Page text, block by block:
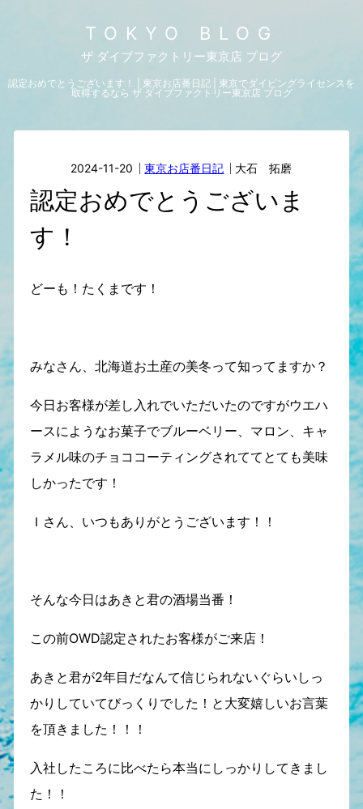
TOKYO BLOG
ザ ダイブファクトリー東京店 ブログ
認定おめでとうございます！ | 東京お店番日記 | 東京でダイビングライセンスを
取得するなら ザ ダイブファクトリー東京店 ブログ
2024-11-20 東京お店番日記 大石 拓磨
認定おめでとうございま
す！
どーも！たくまです！
みなさん、北海道お土産の美冬って知ってますか？
今日お客様が差し入れでいただいたのですがウエハ
ースにようなお菓子でブルーベリー、マロン、キャ
ラメル味のチョココーティングされててとても美味
しかったです！
Ｉさん、いつもありがとうございます！！
そんな今日はあきと君の酒場当番！
この前OWD認定されたお客様がご来店！
あきと君が2年目だなんて信じられないぐらいしっ
かりしていてびっくりでした！と大変嬉しいお言葉
を頂きました！！！
入社したころに比べたら本当にしっかりしてきまし
た！！